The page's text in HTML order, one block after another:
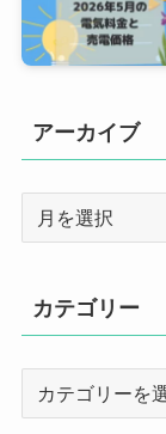
アーカイブ
ブ
カテゴリー